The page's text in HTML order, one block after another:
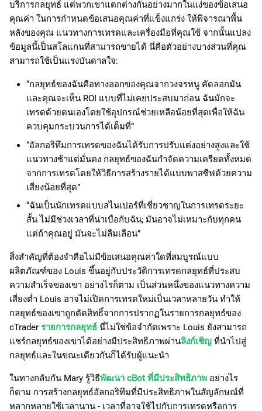
บริการกลยุทธ์ แต่พวกเขาแตกต่างกันอย่างมากในแง่ของข้อเสนอ
คุณค่า ในการกำหนดข้อเสนอคุณค่าที่แข็งแกร่ง ให้พิจารณาพื้น
หลังของคุณ แนวทางการเทรดและเครื่องมือที่คุณใช้ จากนั้นแปลง
ข้อมูลนี้เป็นสโลแกนที่สามารถขายได้ นี่คือตัวอย่างบางส่วนที่คุณ
สามารถใช้เป็นแรงบันดาลใจ:
“กลยุทธ์ของฉันคือทางออกของคุณจากวงจรหนู คัดลอกมัน
และคุณจะเห็น ROI แบบที่ไม่เคยประสบมาก่อน ฉันมักจะ
เทรดด้วยตนเองโดยใช้อุปกรณ์ช่วยเหลือน้อยที่สุดเพื่อให้ฉัน
ควบคุมกระบวนการได้เต็มที่”
“อัลกอริทึมการเทรดของฉันได้รับการปรับแต่งอย่างสูงและใช้
แนวทางช้าแต่มั่นคง กลยุทธ์ของฉันกำจัดความเครียดทั้งหมด
จากการเทรดโดยให้วิธีการสร้างรายได้แบบพาสซีฟด้วยความ
เสี่ยงน้อยที่สุด”
“ฉันเป็นนักเทรดแบบสไนเปอร์ที่เชี่ยวชาญในการเทรดระยะ
สั้น ไม่มีช่วงเวลาที่น่าเบื่อกับฉัน; มันอาจไม่เหมาะกับทุกคน
แต่ถ้าคุณอยู่ มันจะไม่ลืมเลือน”
สิ่งสำคัญที่ต้องจำคือไม่มีข้อเสนอคุณค่าใดที่สมบูรณ์แบบ
ผลิตภัณฑ์ของ Louis ขึ้นอยู่กับประวัติการเทรดกลยุทธ์ที่ประสบ
ความสำเร็จของเขา อย่างไรก็ตาม เป็นส่วนหนึ่งของแนวทางความ
เสี่ยงต่ำ Louis อาจไม่เปิดการเทรดใหม่เป็นเวลาหลายวัน ทำให้
กลยุทธ์ของเขาถูกตัดสิทธิ์จากการปรากฏในรายการกลยุทธ์ของ
cTrader รายการกลยุทธ์ นี่ไม่ใช่ข้อจำกัดเพราะ Louis ยังสามารถ
แชร์กลยุทธ์ของเขาได้อย่างมีประสิทธิภาพผ่านลิงก์เชิญ ที่นำไปสู่
กลยุทธ์และในขณะเดียวกันก็ได้รับผู้แนะนำ
ในทางกลับกัน Mary รู้วิธีพัฒนา cBot ที่มีประสิทธิภาพ อย่างไร
ก็ตาม การสร้างกลยุทธ์อัลกอริทึมที่มีประสิทธิภาพในสัญลักษณ์ที่
หลากหลายใช้เวลานาน - เวลาที่อาจใช้ไปกับการเทรดหรือการ